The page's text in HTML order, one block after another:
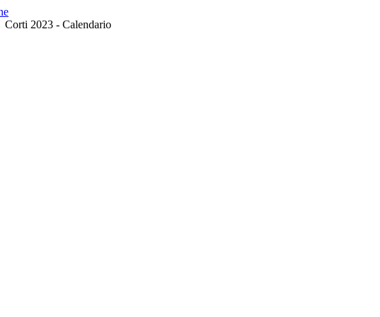
Corti 2023 - Calendario